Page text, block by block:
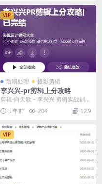
VIP
后期处理 摄影剪辑
李兴兴-pr剪辑上分攻略
剪辑-向天歌 – 李兴兴 剪辑实战训练
营全 剪辑实战训练营 PR通关...
3 年前 204 12.9
VIP